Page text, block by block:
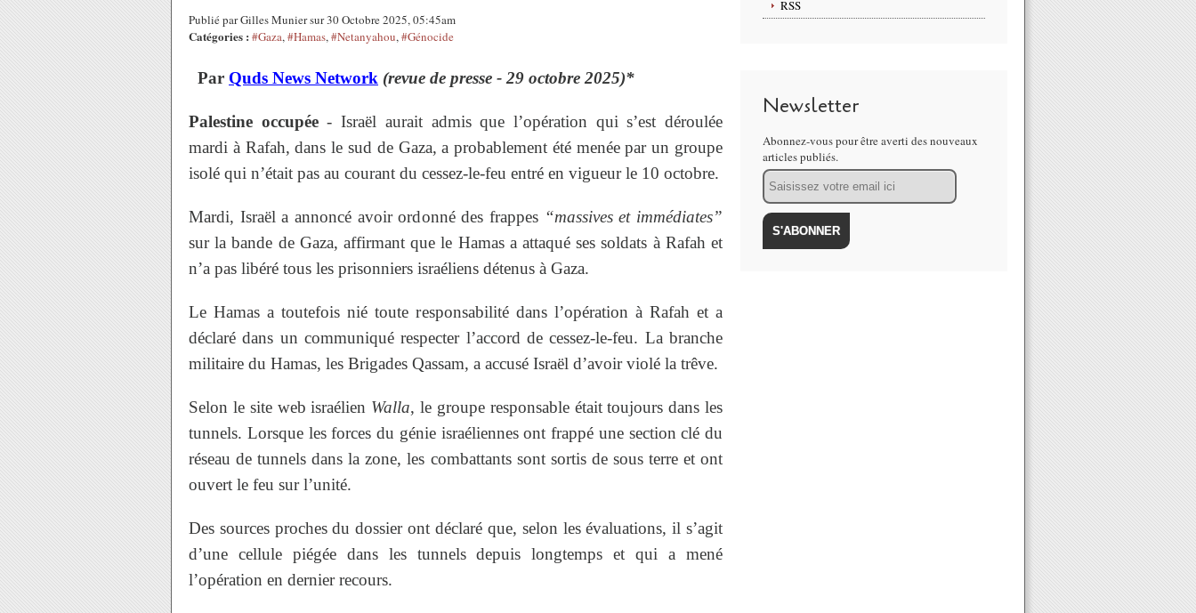
Publié par Gilles Munier sur 30 Octobre 2025, 05:45am
Catégories : #Gaza,#Hamas,#Netanyahou,#Génocide
Par Quds News Network (revue de presse - 29 octobre 2025)*
Palestine occupée- Israël aurait admis que l’opération qui s’est déroulée
mardi à Rafah, dans le sud de Gaza, a probablement été menée par un groupe
isolé qui n’était pas au courant du cessez-le-feu entré en vigueur le 10 octobre.
Mardi, Israël a annoncé avoir ordonné des frappes “massives et immédiates”
sur la bande de Gaza, affirmant que le Hamas a attaqué ses soldats à Rafah et
n’a pas libéré tous les prisonniers israéliens détenus à Gaza.
Le Hamas a toutefois nié toute responsabilité dans l’opération à Rafah et a
déclaré dans un communiqué respecter l’accord de cessez-le-feu. La branche
militaire du Hamas, les Brigades Qassam, a accusé Israël d’avoir violé la trêve.
Selon le site web israélien Walla, le groupe responsable était toujours dans les
tunnels. Lorsque les forces du génie israéliennes ont frappé une section clé du
réseau de tunnels dans la zone, les combattants sont sortis de sous terre et ont
ouvert le feu sur l’unité.
Des sources proches du dossier ont déclaré que, selon les évaluations, il s’agit
d’une cellule piégée dans les tunnels depuis longtemps et qui a mené
l’opération en dernier recours.
RSS
Newsletter
Abonnez-vous pour être averti des nouveaux
articles publiés.
Email